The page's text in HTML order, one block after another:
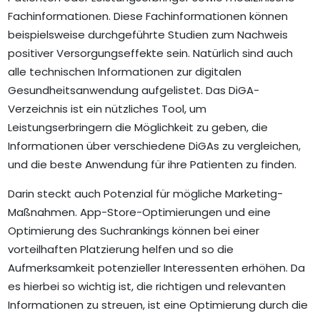
Fachinformationen. Diese Fachinformationen können
beispielsweise durchgeführte Studien zum Nachweis
positiver Versorgungseffekte sein. Natürlich sind auch
alle technischen Informationen zur digitalen
Gesundheitsanwendung aufgelistet. Das DiGA-
Verzeichnis ist ein nützliches Tool, um
Leistungserbringern die Möglichkeit zu geben, die
Informationen über verschiedene DiGAs zu vergleichen,
und die beste Anwendung für ihre Patienten zu finden.
Darin steckt auch Potenzial für mögliche Marketing-
Maßnahmen. App-Store-Optimierungen und eine
Optimierung des Suchrankings können bei einer
vorteilhaften Platzierung helfen und so die
Aufmerksamkeit potenzieller Interessenten erhöhen. Da
es hierbei so wichtig ist, die richtigen und relevanten
Informationen zu streuen, ist eine Optimierung durch die